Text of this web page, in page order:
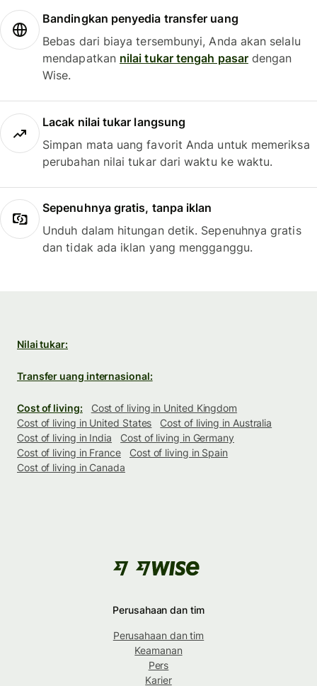
Bandingkan penyedia transfer uang
Bebas dari biaya tersembunyi, Anda akan selalu
mendapatkan nilai tukar tengah pasardengan
Wise.
Lacak nilai tukar langsung
Simpan mata uang favorit Anda untuk memeriksa
perubahan nilai tukar dari waktu ke waktu.
Sepenuhnya gratis, tanpa iklan
Unduh dalam hitungan detik. Sepenuhnya gratis
dan tidak ada iklan yang mengganggu.
Nilai tukar:
Transfer uang internasional:
Cost of living:
Cost of living in United Kingdom
Cost of living in United States
Cost of living in Australia
Cost of living in India
Cost of living in Germany
Cost of living in France
Cost of living in Spain
Cost of living in Canada
Perusahaan dan tim
Perusahaan dan tim
Keamanan
Pers
Karier